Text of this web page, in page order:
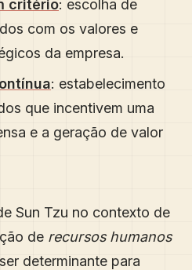
critério: escolha de
com os valores e
da empresa.
: estabelecimento
que incentivem uma
e a geração de valor
Sun Tzu no contexto de
de recursos humanos
determinante para